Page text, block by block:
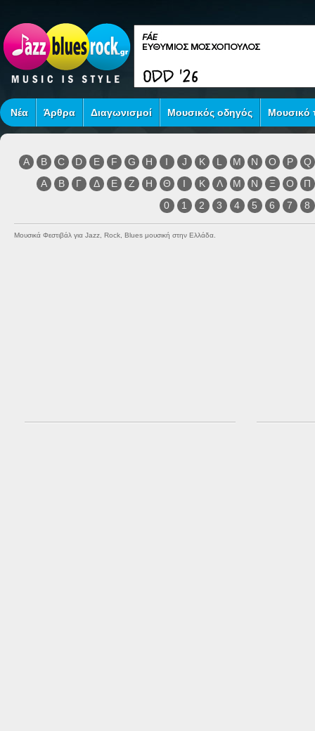
Νέα Άρθρα Διαγωνισμοί Μουσικός οδηγός Μουσικό
A B C D E F G H I J K L M N O P
Q
Α
Β Γ Δ Ε Ζ Η Θ Ι Κ Λ Μ Ν Ξ Ο
Π
0
1 2 3 4 5 6 7 8
Μουσικά Φεστιβάλ για Jazz, Rock, Blues μουσική στην Ελλάδα.